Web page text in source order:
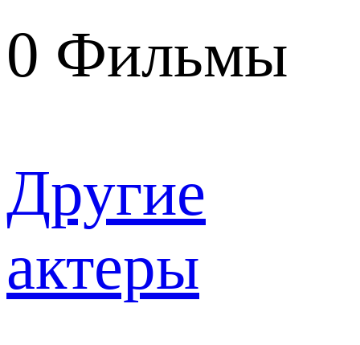
0 Фильмы
Другие
актеры